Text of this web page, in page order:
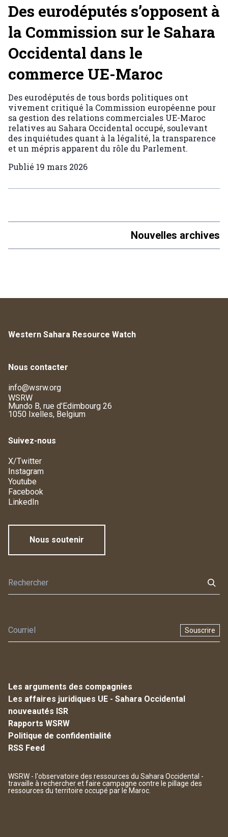
Des eurodéputés s’opposent à
la Commission sur le Sahara
Occidental dans le
commerce UE-Maroc
Des eurodéputés de tous bords politiques ont
vivement critiqué la Commission européenne pour
sa gestion des relations commerciales UE-Maroc
relatives au Sahara Occidental occupé, soulevant
des inquiétudes quant à la légalité, la transparence
et un mépris apparent du rôle du Parlement.
Publié 19 mars 2026
Nouvelles archives
Western Sahara Resource Watch
Nous contacter
info@wsrw.org
WSRW
Mundo B, rue d'Edimbourg 26
1050 Ixelles, Belgium
Suivez-nous
X/Twitter
Instagram
Youtube
Facebook
LinkedIn
Nous soutenir
Souscrire
Les arguments des compagnies
Les affaires juridiques UE - Sahara Occidental
nouveautés ISR
Rapports WSRW
Politique de confidentialité
RSS Feed
WSRW - l'observatoire des ressources du Sahara Occidental -
travaille à rechercher et faire campagne contre le pillage des
ressources du territoire occupé par le Maroc.